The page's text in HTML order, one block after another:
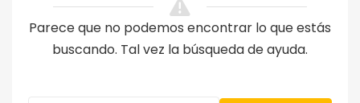
Parece que no podemos encontrar lo que estás
buscando. Tal vez la búsqueda de ayuda.